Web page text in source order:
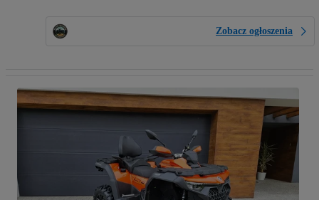
Zobacz ogłoszenia